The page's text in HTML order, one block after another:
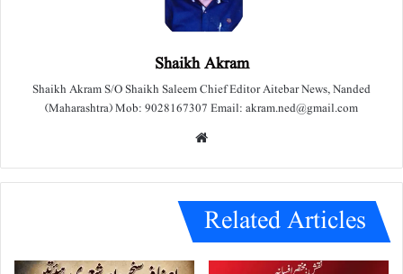
Shaikh Akram
Shaikh Akram S/O Shaikh Saleem Chief Editor Aitebar News, Nanded
(Maharashtra) Mob: 9028167307 Email: akram.ned@gmail.com
e
Related Articles